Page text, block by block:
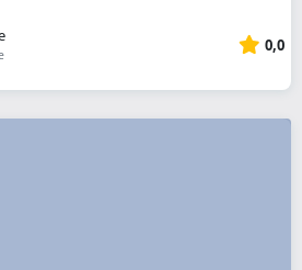
0,0